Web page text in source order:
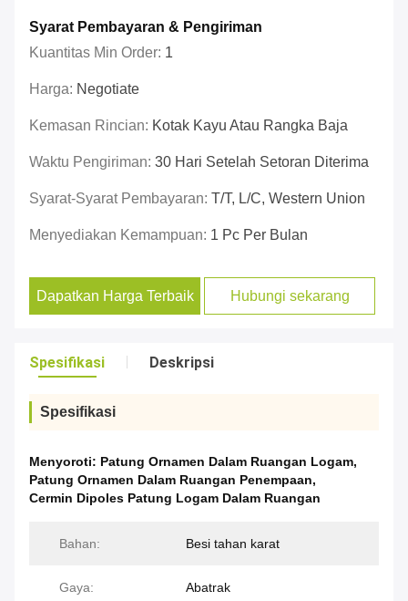
Syarat Pembayaran & Pengiriman
Kuantitas Min Order: 1
Harga: Negotiate
Kemasan Rincian: Kotak Kayu Atau Rangka Baja
Waktu Pengiriman: 30 Hari Setelah Setoran Diterima
Syarat-Syarat Pembayaran: T/T, L/C, Western Union
Menyediakan Kemampuan: 1 Pc Per Bulan
Dapatkan Harga Terbaik Hubungi sekarang
Spesifikasi Deskripsi
Spesifikasi
Menyoroti: Patung Ornamen Dalam Ruangan Logam,
Patung Ornamen Dalam Ruangan Penempaan,
Cermin Dipoles Patung Logam Dalam Ruangan
Bahan: Besi tahan karat
Gaya: Abatrak